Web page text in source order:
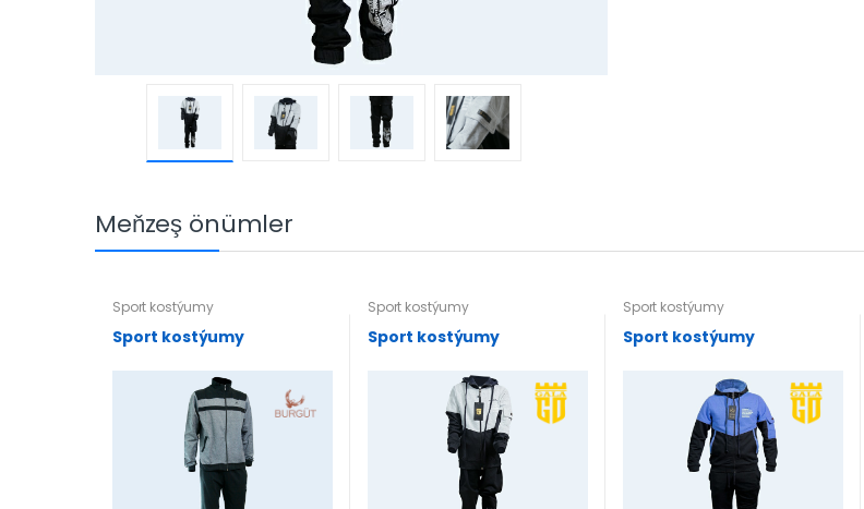
Meňzeş önümler
Sport kostýumy
Sport kostýumy
Sport kostýumy
Sport kostýumy
Sport kostýumy
Sport kostýumy